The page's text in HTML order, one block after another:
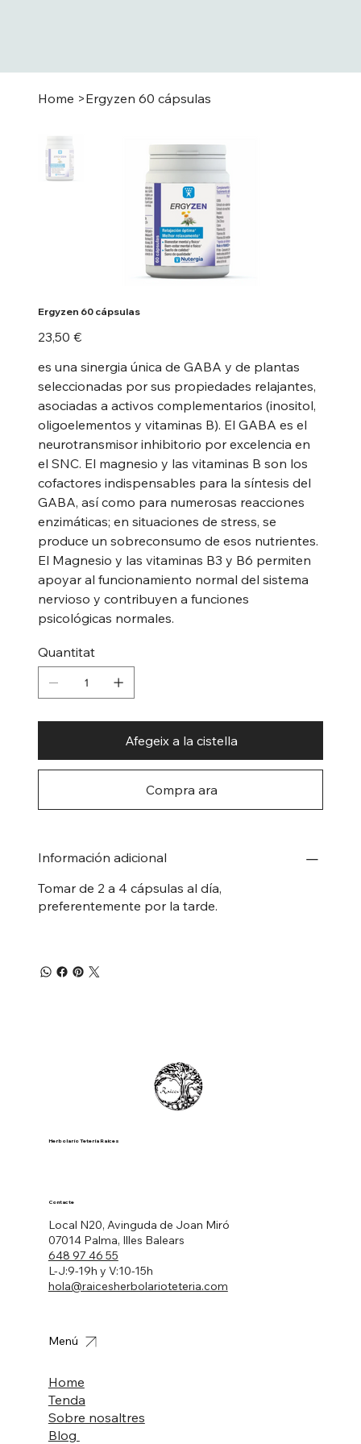
Home >Ergyzen 60 cápsulas
Ergyzen 60 cápsulas
Preu
23,50 €
es una sinergia única de GABA y de plantas
seleccionadas por sus propiedades relajantes,
asociadas a activos complementarios (inositol,
oligoelementos y vitaminas B). El GABA es el
neurotransmisor inhibitorio por excelencia en
el SNC. El magnesio y las vitaminas B son los
cofactores indispensables para la síntesis del
GABA, así como para numerosas reacciones
enzimáticas; en situaciones de stress, se
produce un sobreconsumo de esos nutrientes.
El Magnesio y las vitaminas B3 y B6 permiten
apoyar al funcionamiento normal del sistema
nervioso y contribuyen a funciones
psicológicas normales.
Quantitat
Afegeix a la cistella
Compra ara
Información adicional
Tomar de 2 a 4 cápsulas al día,
preferentemente por la tarde.
Herbolario Tetería Raíces
Local N20, Avinguda de Joan Miró
07014 Palma, Illes Balears
648 97 46 55
L-J:9-19h y V:10-15h
hola@raicesherbolarioteteria.com
Contacte
Home
Tenda
Sobre nosaltres
Blog
Menú